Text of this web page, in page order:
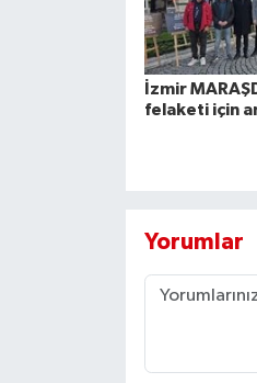
İzmir
felaketi için
Yorumlar